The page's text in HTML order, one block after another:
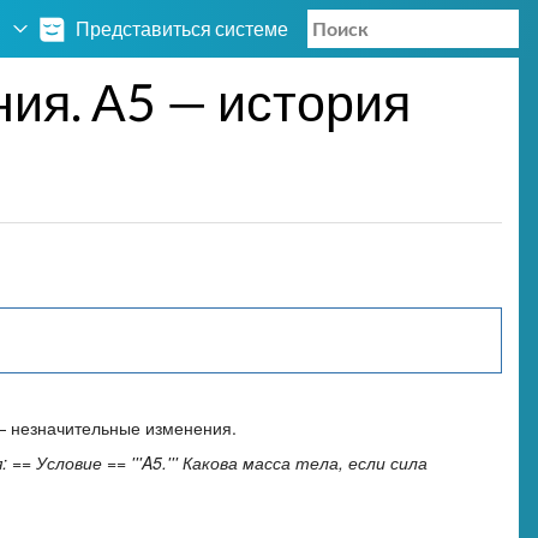
Представиться системе
А5 — история
изменения.
== Условие == '''A5.''' Какова масса тела, если сила